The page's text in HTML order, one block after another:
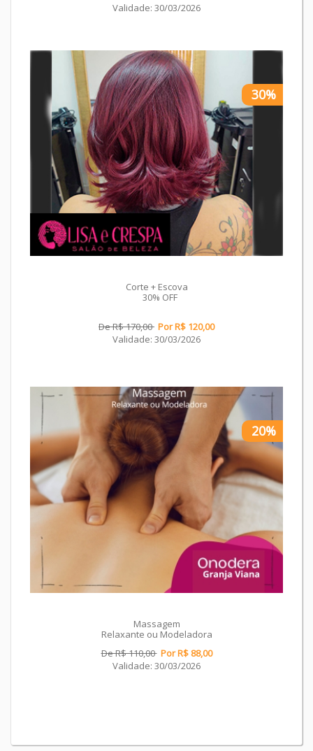
Validade: 30/03/2026
30%
Corte + Escova
30% OFF
De R$ 170,00 Por R$ 120,00
Validade: 30/03/2026
20%
Massagem
Relaxante ou Modeladora
De R$ 110,00 Por R$ 88,00
Validade: 30/03/2026